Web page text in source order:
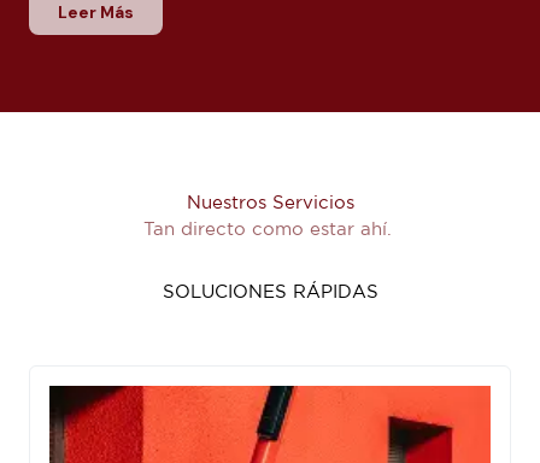
Leer Más
Nuestros Servicios
Tan directo como estar ahí.
SOLUCIONES RÁPIDAS